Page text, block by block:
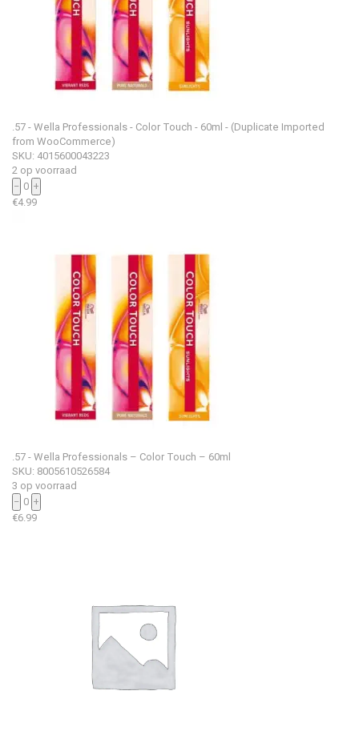
.57 - Wella Professionals - Color Touch - 60ml - (Duplicate Imported
from WooCommerce)
SKU: 4015600043223
2 op voorraad
− 0 +
€4.99
.57 - Wella Professionals – Color Touch – 60ml
SKU: 8005610526584
3 op voorraad
− 0 +
€6.99